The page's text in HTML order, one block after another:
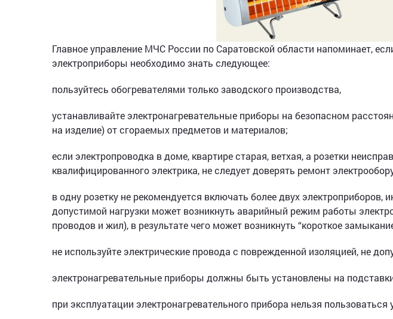
Главное управление МЧС России по Саратовской области напоминает,
электроприборы необходимо знать следующее:
пользуйтесь обогревателями только заводского производства,
устанавливайте электронагревательные приборы на безопасном
на изделие) от сгораемых предметов и материалов;
если электропроводка в доме, квартире старая, ветхая, а розетки
квалифицированного электрика, не следует доверять ремонт
в одну розетку не рекомендуется включать более двух
допустимой нагрузки может возникнуть аварийный режим работы
проводов и жил), в результате чего может возникнуть “короткое
не используйте электрические провода с поврежденной изоляцией, не
электронагревательные приборы должны быть установлены на
при эксплуатации электронагревательного прибора нельзя пользоваться